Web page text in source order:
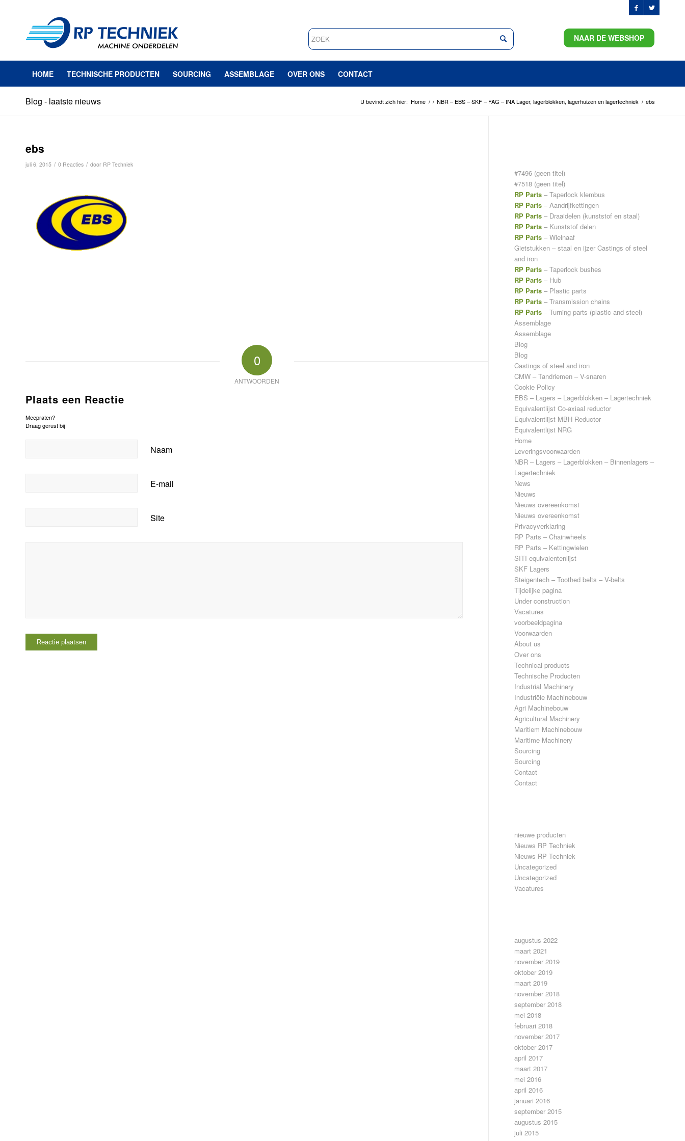
NAAR DE WEBSHOP
HOME TECHNISCHE PRODUCTEN SOURCING ASSEMBLAGE OVER ONS CONTACT
Blog - laatste nieuws U bevindt zich hier: Home / / NBR – EBS – SKF – FAG – INA Lager, lagerblokken, lagerhuizen en lagertechniek / ebs
ebs
juli 6, 2015 / 0 Reacties / door RP Techniek
0
ANTWOORDEN
Plaats een Reactie
Meepraten?
Draag gerust bij!
Naam
E-mail
Site
#7496 (geen titel)
#7518 (geen titel)
RP Parts– Taperlock klembus
RP Parts – Aandrijfkettingen
RP Parts – Draaidelen (kunststof en staal)
RP Parts – Kunststof delen
RP Parts – Wielnaaf
Gietstukken – staal en ijzer Castings of steel
and iron
RP Parts– Taperlock bushes
RP Parts – Hub
RP Parts – Plastic parts
RP Parts – Transmission chains
RP Parts – Turning parts (plastic and steel)
Assemblage
Assemblage
Blog
Blog
Castings of steel and iron
CMW – Tandriemen – V-snaren
Cookie Policy
EBS – Lagers – Lagerblokken – Lagertechniek
Equivalentlijst Co-axiaal reductor
Equivalentlijst MBH Reductor
Equivalentlijst NRG
Home
Leveringsvoorwaarden
NBR – Lagers – Lagerblokken – Binnenlagers –
Lagertechniek
News
Nieuws
Nieuws overeenkomst
Nieuws overeenkomst
Privacyverklaring
RP Parts – Chainwheels
RP Parts – Kettingwielen
SITI equivalentenlijst
SKF Lagers
Steigentech – Toothed belts – V-belts
Tijdelijke pagina
Under construction
Vacatures
voorbeeldpagina
Voorwaarden
About us
Over ons
Technical products
Technische Producten
Industrial Machinery
Industriële Machinebouw
Agri Machinebouw
Agricultural Machinery
Maritiem Machinebouw
Maritime Machinery
Sourcing
Sourcing
Contact
Contact
nieuwe producten
Nieuws RP Techniek
Nieuws RP Techniek
Uncategorized
Uncategorized
Vacatures
augustus 2022
maart 2021
november 2019
oktober 2019
maart 2019
november 2018
september 2018
mei 2018
februari 2018
november 2017
oktober 2017
april 2017
maart 2017
mei 2016
april 2016
januari 2016
september 2015
augustus 2015
juli 2015